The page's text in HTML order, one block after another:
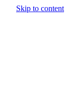
Skip to content